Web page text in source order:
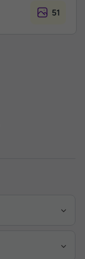
51